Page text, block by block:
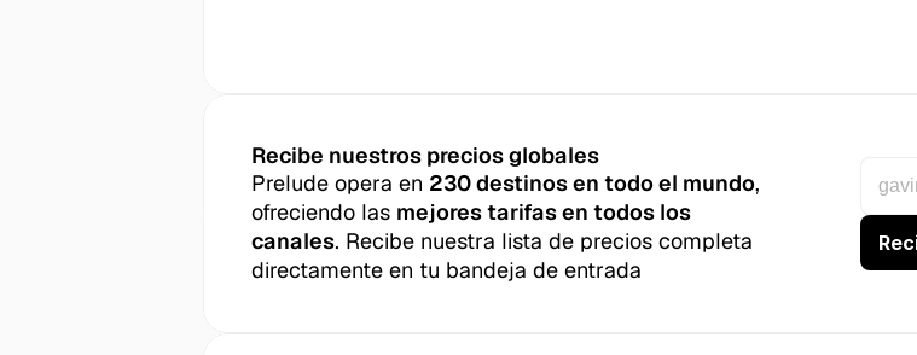
Recibe nuestros precios globales
Prelude opera en 230 destinos en todo el mundo,
ofreciendo las mejores tarifas en todos los
canales. Recibe nuestra lista de precios completa
directamente en tu bandeja de entrada